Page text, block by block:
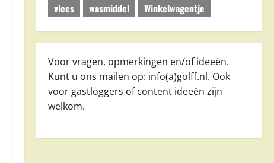
vlees
wasmiddel Winkelwagentje
Voor vragen, opmerkingen en/of ideeën.
Kunt u ons mailen op: info(a)golff.nl. Ook
voor gastloggers of content ideeën zijn
welkom.